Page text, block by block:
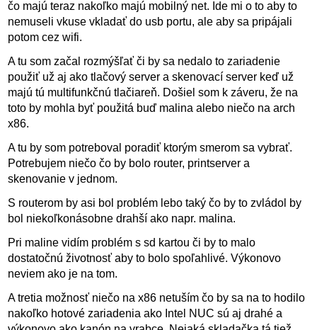
čo majú teraz nakoľko majú mobilný net. Ide mi o to aby to
nemuseli vkuse vkladať do usb portu, ale aby sa pripájali
potom cez wifi.
A tu som začal rozmýšľať či by sa nedalo to zariadenie
použiť už aj ako tlačový server a skenovací server keď už
majú tú multifunkčnú tlačiareň. Došiel som k záveru, že na
toto by mohla byť použitá buď malina alebo niečo na arch
x86.
A tu by som potreboval poradiť ktorým smerom sa vybrať.
Potrebujem niečo čo by bolo router, printserver a
skenovanie v jednom.
S routerom by asi bol problém lebo taký čo by to zvládol by
bol niekoľkonásobne drahší ako napr. malina.
Pri maline vidím problém s sd kartou či by to malo
dostatočnú životnosť aby to bolo spoľahlivé. Výkonovo
neviem ako je na tom.
A tretia možnosť niečo na x86 netuším čo by sa na to hodilo
nakoľko hotové zariadenia ako Intel NUC sú aj drahé a